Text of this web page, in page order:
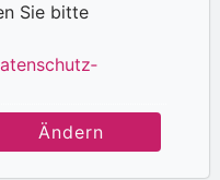
Sie bitte
Ändern
SEWOBE